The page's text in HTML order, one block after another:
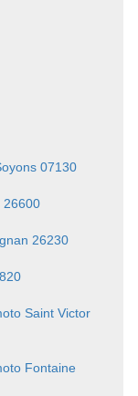
07130
26600
26230
Saint Victor
Fontaine